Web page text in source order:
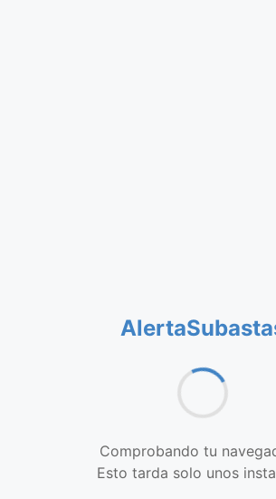
Comprobando tu
Esto tarda solo unos